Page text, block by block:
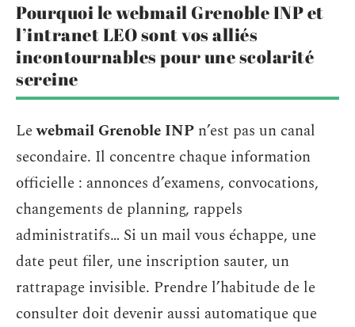
Pourquoi le webmail Grenoble INP et
l’intranet LEO sont vos alliés
incontournables pour une scolarité
sereine
Lewebmail Grenoble INP n’est pas un canal
secondaire. Il concentre chaque information
officielle : annonces d’examens, convocations,
changements de planning, rappels
administratifs… Si un mail vous échappe, une
date peut filer, une inscription sauter, un
rattrapage invisible. Prendre l’habitude de le
consulter doit devenir aussi automatique que